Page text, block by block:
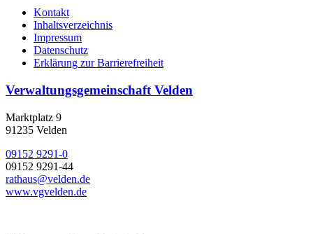
Kontakt
Inhaltsverzeichnis
Impressum
Datenschutz
Erklärung zur Barrierefreiheit
Verwaltungsgemeinschaft Velden
Marktplatz 9
91235 Velden
09152 9291-0
09152 9291-44
rathaus@velden.de
www.vgvelden.de